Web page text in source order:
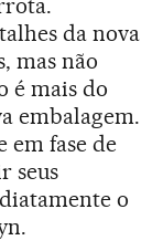
da nova
mas não
é mais do
embalagem.
em fase de
seus
o